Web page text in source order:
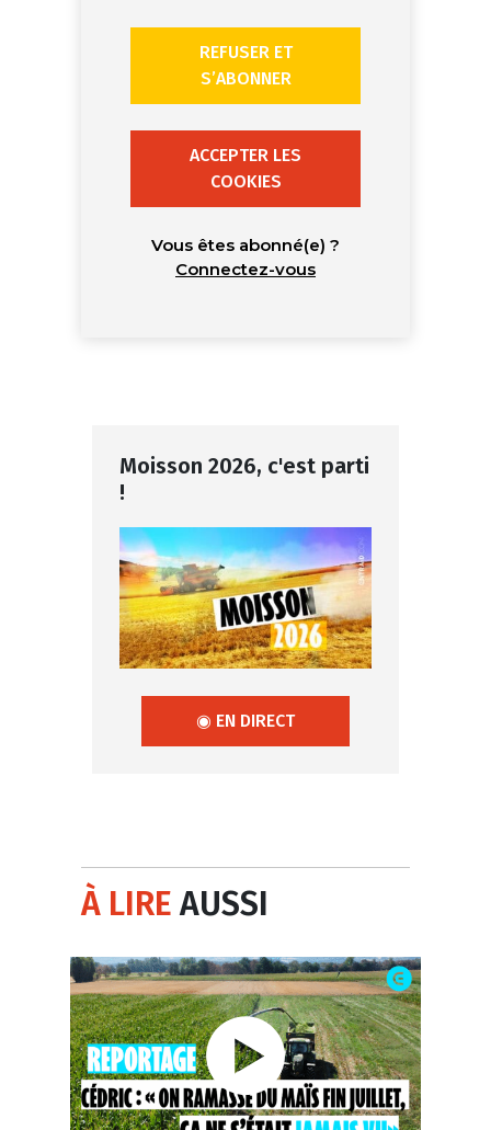
REFUSER ET
S’ABONNER
ACCEPTER LES
COOKIES
Vous êtes abonné(e) ?
Connectez-vous
Moisson 2026, c'est parti
!
◉ EN DIRECT
À LIREAUSSI